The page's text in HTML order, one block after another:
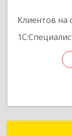
Клиентов на